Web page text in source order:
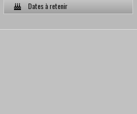
Dates à retenir